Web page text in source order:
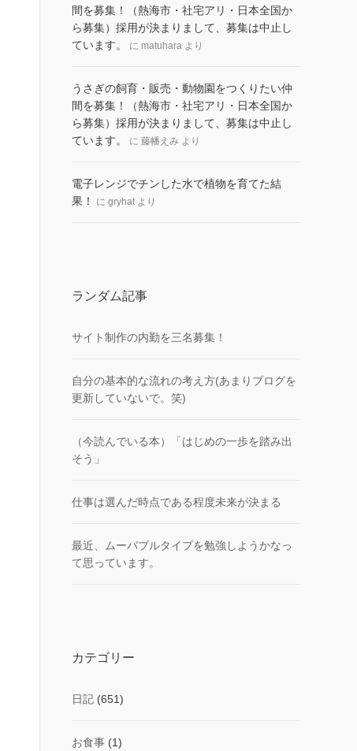
間を募集！（熱海市・社宅アリ・日本全国か
ら募集）採用が決まりまして、募集は中止し
ています。
に matuhara より
うさぎの飼育・販売・動物園をつくりたい仲
間を募集！（熱海市・社宅アリ・日本全国か
ら募集）採用が決まりまして、募集は中止し
ています。
に 藤幡えみ より
電子レンジでチンした水で植物を育てた結
果！
に gryhatより
ランダム記事
サイト制作の内勤を三名募集！
自分の基本的な流れの考え方(あまりブログを
更新していないで。笑)
（今読んでいる本）「はじめの一歩を踏み出
そう」
仕事は選んだ時点である程度未来が決まる
最近、ムーバブルタイプを勉強しようかなっ
て思っています。
カテゴリー
日記 (651)
お食事 (1)